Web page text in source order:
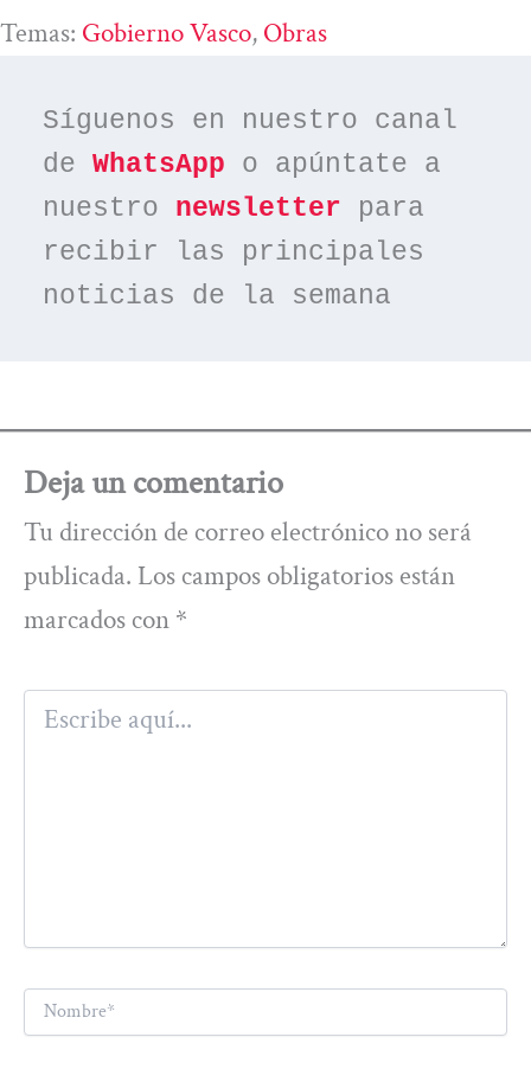
Temas: Gobierno Vasco, Obras
Síguenos en nuestro canal
de WhatsApp o apúntate a
nuestro newsletter para
recibir las principales
noticias de la semana
Deja un comentario
Tu dirección de correo electrónico no será
publicada. Los campos obligatorios están
marcados con *
Escribe
aquí...
Nombre*